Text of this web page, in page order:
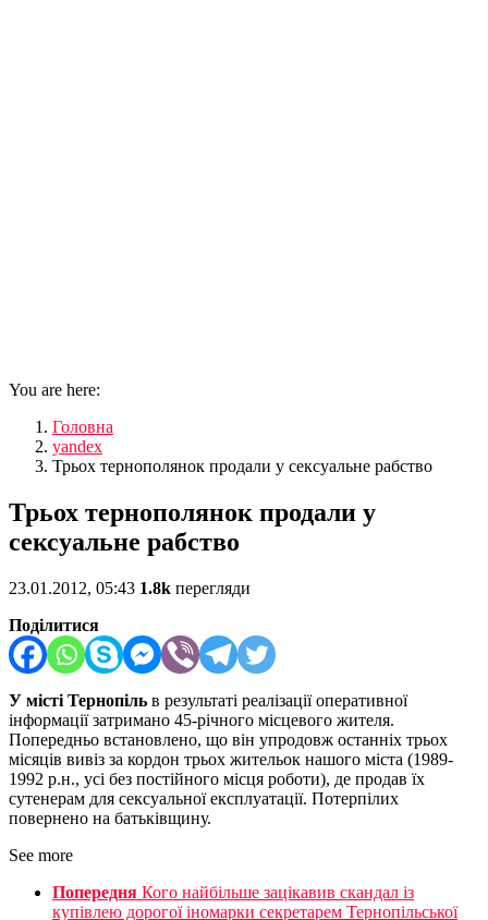
You are here:
Головна
yandex
Трьох тернополянок продали у сексуальне рабство
Трьох тернополянок продали у
сексуальне рабство
23.01.2012, 05:43 1.8k перегляди
Поділитися
У місті Тернопіль в результаті реалізації оперативної
інформації затримано 45-річного місцевого жителя.
Попередньо встановлено, що він упродовж останніх трьох
місяців вивіз за кордон трьох жительок нашого міста (1989-
1992 р.н., усі без постійного місця роботи), де продав їх
сутенерам для сексуальної експлуатації. Потерпілих
повернено на батьківщину.
See more
Попередня Кого найбільше зацікавив скандал із
купівлею дорогої іномарки секретарем Тернопільської